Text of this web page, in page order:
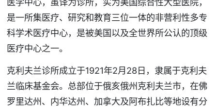
是一所集医疗、研究和教育三位一体的非营利性多专
科学术医疗中心，是被美国以及全世界所公认的顶级
医疗中心之一。
克利夫兰诊所成立于1921年2月28日，隶属于克利夫
兰临床基金会。总部位于俄亥俄州克利夫兰市，在佛
罗里达州、内华达州、加拿大及阿布扎比等地设有分